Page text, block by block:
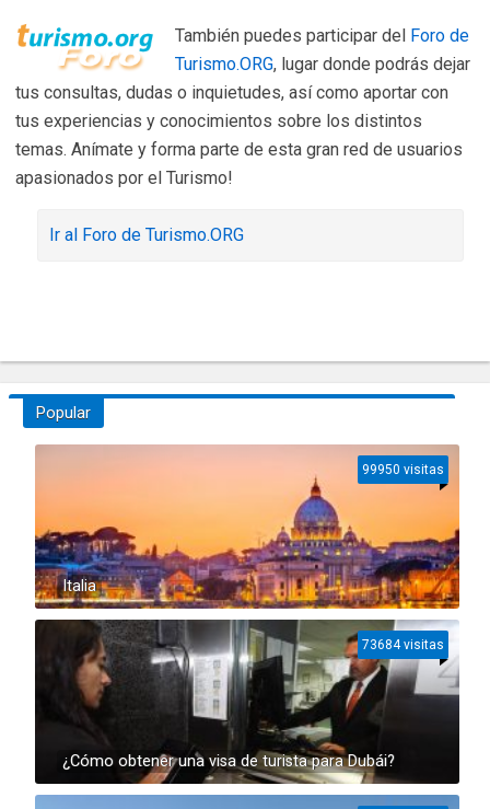
También puedes participar del Foro de
Turismo.ORG, lugar donde podrás dejar
tus consultas, dudas o inquietudes, así como aportar con
tus experiencias y conocimientos sobre los distintos
temas. Anímate y forma parte de esta gran red de usuarios
apasionados por el Turismo!
Ir al Foro de Turismo.ORG
Popular
Italia
99950 visitas
¿Cómo obtener una visa de turista para Dubái?
73684 visitas